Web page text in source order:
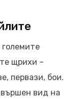
щрихи –
первази, бои.
вид на